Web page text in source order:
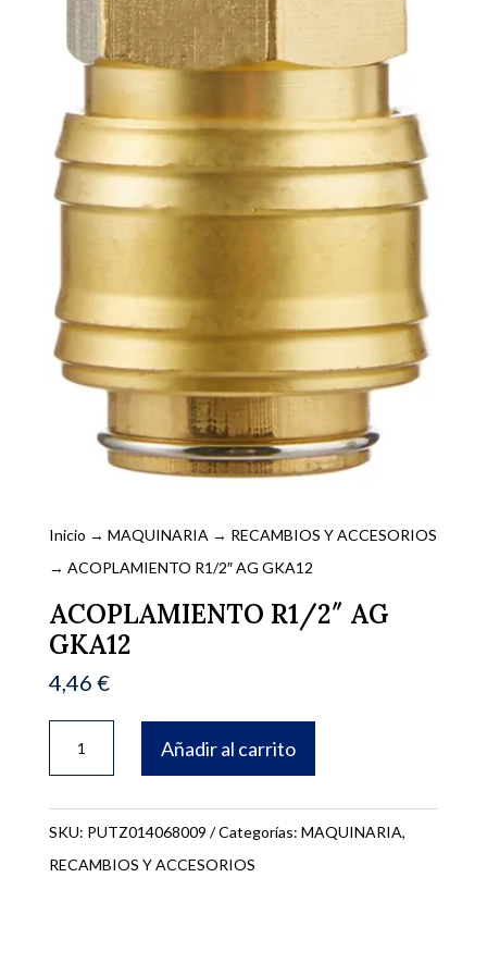
Inicio → MAQUINARIA → RECAMBIOS Y ACCESORIOS
→ ACOPLAMIENTO R1/2″ AG GKA12
ACOPLAMIENTO R1/2″ AG
GKA12
4,46 €
GKA12
cantidad
Añadir al carrito
SKU: PUTZ014068009 Categorías: MAQUINARIA,
RECAMBIOS Y ACCESORIOS